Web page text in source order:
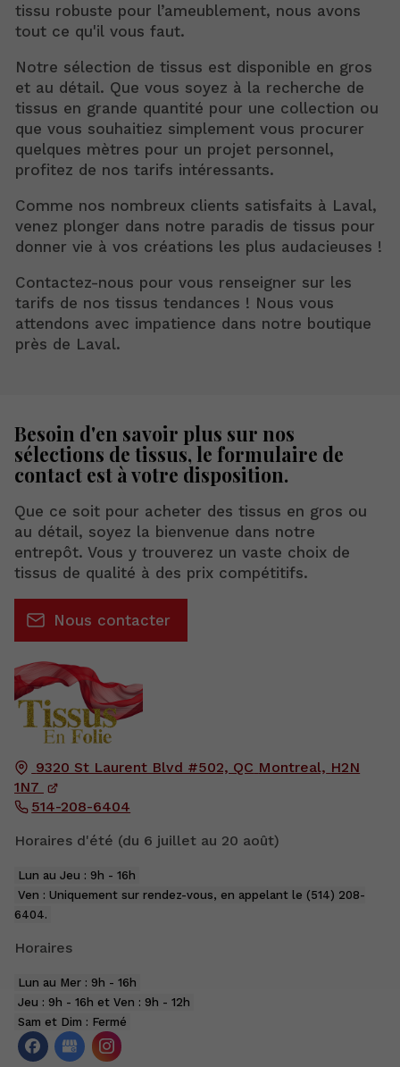
tissu robuste pour l’ameublement, nous avons
tout ce qu'il vous faut.
Notre sélection de tissus est disponible en gros
et au détail. Que vous soyez à la recherche de
tissus en grande quantité pour une collection ou
que vous souhaitiez simplement vous procurer
quelques mètres pour un projet personnel,
profitez de nos tarifs intéressants.
Comme nos nombreux clients satisfaits à Laval,
venez plonger dans notre paradis de tissus pour
donner vie à vos créations les plus audacieuses !
Contactez-nous pour vous renseigner sur les
tarifs de nos tissus tendances ! Nous vous
attendons avec impatience dans notre boutique
près de Laval.
9320 St Laurent Blvd #502, QC Montreal, H2N
1N7
514-208-6404
Horaires d'été (du 6 juillet au 20 août)
Lun au Jeu : 9h - 16h
Ven : Uniquement sur rendez-vous, en appelant le (514) 208-
6404.
Horaires
Lun au Mer : 9h - 16h
Jeu : 9h - 16h et Ven : 9h - 12h
Sam et Dim : Fermé
Besoin d'en savoir plus sur nos
sélections de tissus, le formulaire de
contact est à votre disposition.
Que ce soit pour acheter des tissus en gros ou
au détail, soyez la bienvenue dans notre
entrepôt. Vous y trouverez un vaste choix de
tissus de qualité à des prix compétitifs.
Nous contacter